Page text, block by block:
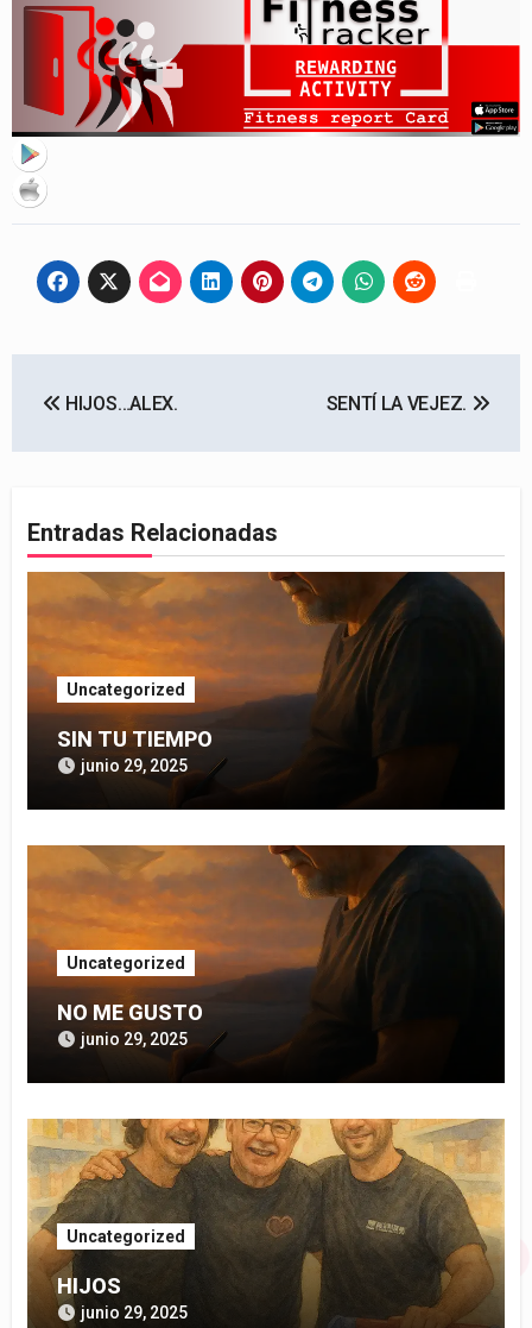
de
HIJOS…ALEX. SENTÍ LA VEJEZ.
Entradas Relacionadas
Uncategorized
SIN TU TIEMPO
junio 29, 2025
Uncategorized
NO ME GUSTO
junio 29, 2025
Uncategorized
HIJOS
junio 29, 2025